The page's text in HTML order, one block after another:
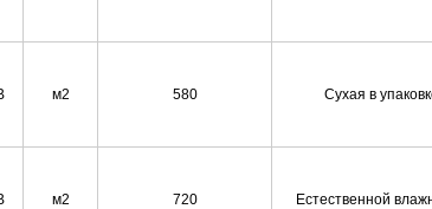
м2 580 Сухая в
м2 720 Естественной